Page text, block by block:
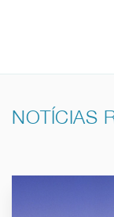
NOTÍCIAS